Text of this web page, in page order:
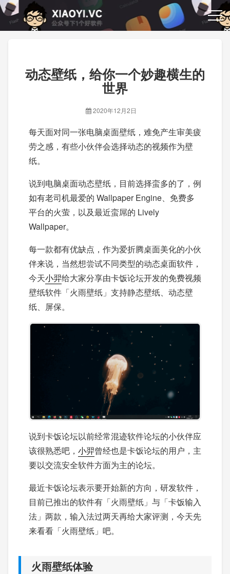
动态壁纸，给你一个妙趣横生的
世界
2020年12月2日
每天面对同一张电脑桌面壁纸，难免产生审美疲
劳之感，有些小伙伴会选择动态的视频作为壁
纸。
说到电脑桌面动态壁纸，目前选择蛮多的了，例
如有老司机最爱的 Wallpaper Engine、免费多
平台的火萤，以及最近蛮屌的 Lively
Wallpaper。
每一款都有优缺点，作为爱折腾桌面美化的小伙
伴来说，当然想尝试不同类型的动态桌面软件，
今天小羿给大家分享由卡饭论坛开发的免费视频
壁纸软件「火雨壁纸」支持静态壁纸、动态壁
纸、屏保。
说到卡饭论坛以前经常混迹软件论坛的小伙伴应
该很熟悉吧， 小羿曾经也是卡饭论坛的用户，主
要以交流安全软件方面为主的论坛。
最近卡饭论坛表示要开始新的方向，研发软件，
目前已推出的软件有「火雨壁纸」与「卡饭输入
法」两款，输入法过两天再给大家评测，今天先
来看看「火雨壁纸」吧。
火雨壁纸体验